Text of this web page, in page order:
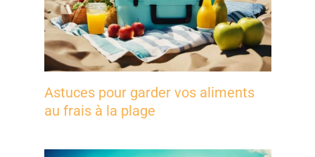
Astuces pour garder vos aliments
au frais à la plage